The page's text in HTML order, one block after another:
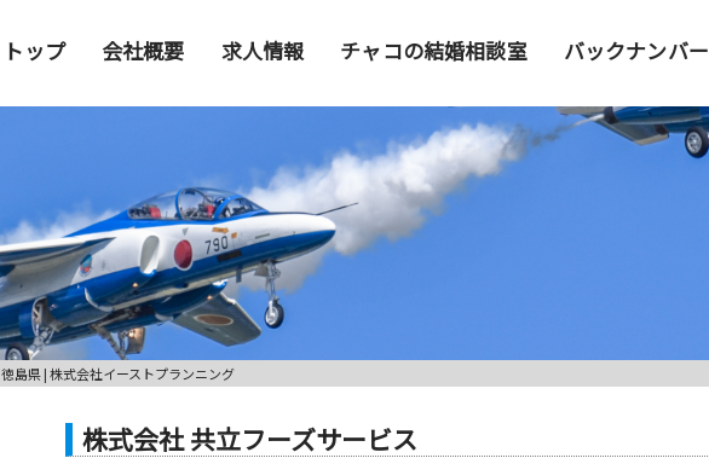
トップ 会社概要 求人情報 チャコの結婚相談室 バックナンバー
徳島県 | 株式会社イーストプランニング
株式会社 共立フーズサービス